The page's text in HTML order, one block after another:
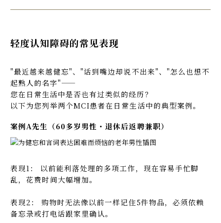
轻度认知障碍的常见表现
"最近越来越健忘"、"话到嘴边却说不出来"、"怎么也想不
起熟人的名字"——
您在日常生活中是否也有过类似的经历？
以下为您列举两个MCI患者在日常生活中的典型案例。
案例A先生（60多岁男性・退休后返聘兼职）
表现1： 以前能利落处理的多项工作，现在容易手忙脚
乱，花费时间大幅增加。
表现2： 购物时无法像以前一样记住5件物品，必须依赖
备忘录或打电话跟家里确认。